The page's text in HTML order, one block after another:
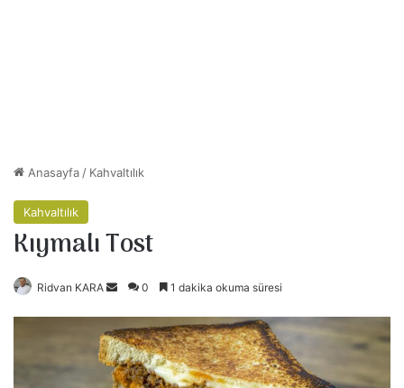
Anasayfa / Kahvaltılık
Kahvaltılık
Kıymalı Tost
Ridvan KARA
r
e
-
0 1 dakika okuma süresi